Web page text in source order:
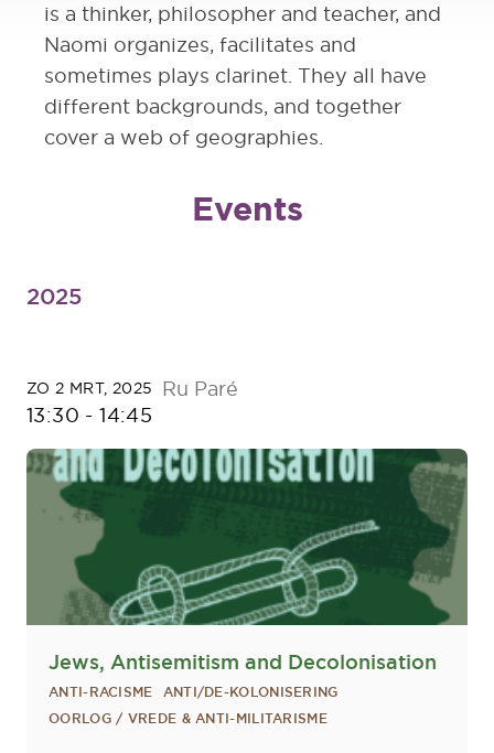
is a thinker, philosopher and teacher, and
Naomi organizes, facilitates and
sometimes plays clarinet. They all have
different backgrounds, and together
cover a web of geographies.
Events
2025
ZO 2 MRT, 2025
13:30 -14:45
Ru Paré
⁠Jews, Antisemitism and Decolonisation
ANTI-RACISME
ANTI/DE-KOLONISERING
OORLOG / VREDE & ANTI-MILITARISME